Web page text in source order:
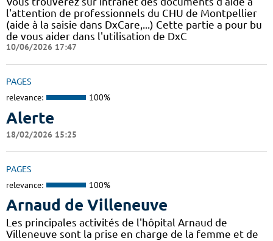
l'attention de professionnels du CHU de Montpellier
(aide à la saisie dans DxCare,...) Cette partie a pour bu
de vous aider dans l'utilisation de DxC
10/06/2026 17:47
PAGES
relevance: 100%
Alerte
18/02/2026 15:25
PAGES
relevance: 100%
Arnaud de Villeneuve
Les principales activités de l'hôpital Arnaud de
Villeneuve sont la prise en charge de la femme et de